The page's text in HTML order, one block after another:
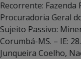
Recorrente: Fazenda
Procuradoria Geral
Sujeito Passivo:
Corumbá-MS. – IE:
Junqueira Coelho,